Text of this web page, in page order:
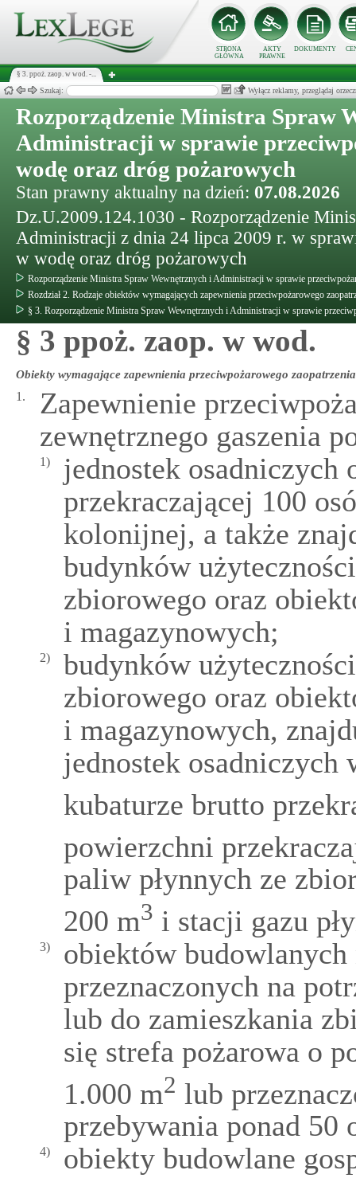
STRONA
GŁÓWNA
AKTY
PRAWNE
DOKUMENTY
§ 3. ppoż. zaop. w wod. -...
Szukaj: Wyłącz reklamy, przeglądaj
Rozporządzenie Ministra Spraw
Administracji w sprawie
wodę oraz dróg pożarowych
Stan prawny aktualny na dzień: 07.08.2026
Dz.U.2009.124.1030 - Rozporządzenie
Administracji z dnia 24 lipca 2009 r. w
w wodę oraz dróg pożarowych
Rozporządzenie Ministra Spraw Wewnętrznych i Administracji w sprawie
Rozdział 2. Rodzaje obiektów wymagających zapewnienia przeciwpożarowego
§ 3. Rozporządzenie Ministra Spraw Wewnętrznych i Administracji w sprawie
§ 3 ppoż. zaop. w wod.
Obiekty wymagające zapewnienia przeciwpożarowego
1.
Zapewnienie
zewnętrznego gaszenia
1)
jednostek osadniczych
przekraczającej 100
kolonijnej, a także
budynków
zbiorowego oraz
i magazynowych;
2)
budynków
zbiorowego oraz
i magazynowych,
jednostek
kubaturze brutto
powierzchni
paliw płynnych ze
200 m3 i stacji gazu
3)
obiektów
przeznaczonych na
lub do zamieszkania
się strefa pożarowa o
1.000 m2 lub
przebywania ponad 50
4)
obiekty budowlane